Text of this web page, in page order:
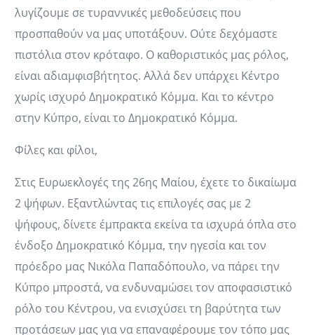
λυγίζουμε σε τυραννικές μεθοδεύσεις που
προσπαθούν να μας υποτάξουν. Ούτε δεχόμαστε
πιστόλια στον κρόταφο. Ο καθοριστικός μας ρόλος,
είναι αδιαμφισβήτητος. Αλλά δεν υπάρχει Κέντρο
χωρίς ισχυρό Δημοκρατικό Κόμμα. Και το κέντρο
στην Κύπρο, είναι το Δημοκρατικό Κόμμα.
Φίλες και φίλοι,
Στις Ευρωεκλογές της 26ης Μαίου, έχετε το δικαίωμα
2 ψήφων. Εξαντλώντας τις επιλογές σας με 2
ψήφους, δίνετε έμπρακτα εκείνα τα ισχυρά όπλα στο
ένδοξο Δημοκρατικό Κόμμα, την ηγεσία και τον
πρόεδρο μας Νικόλα Παπαδόπουλο, να πάρει την
Κύπρο μπροστά, να ενδυναμώσει τον αποφασιστικό
ρόλο του Κέντρου, να ενισχύσει τη βαρύτητα των
προτάσεων μας για να επαναφέρουμε τον τόπο μας